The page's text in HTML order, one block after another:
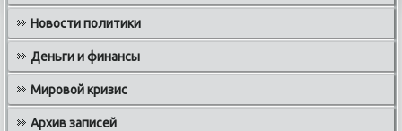
Новости политики
Деньги и финансы
Мировой кризис
Архив записей